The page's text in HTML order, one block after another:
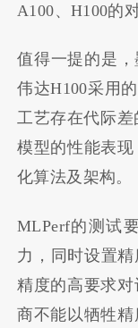
A100、H100的
值得一提的是
伟达H100采用
工艺存在代际
模型的性能表
化算法及架构。
MLPerf的测试
力，同时设置
精度的高要求
商不能以牺牲